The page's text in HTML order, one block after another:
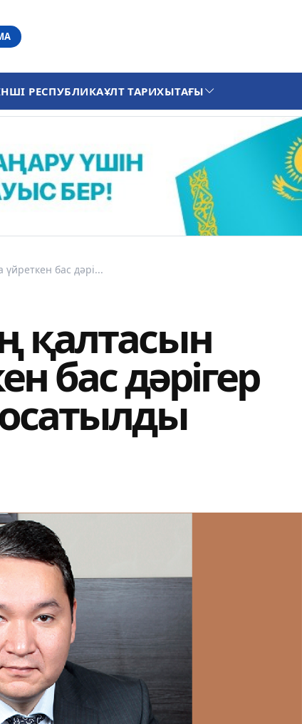
РЕСПУБЛИКАҰЛТ ТАРИХЫТАҒЫ
бас дәрі...
қалтасын
бас дәрігер